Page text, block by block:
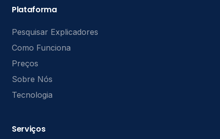
Plataforma
Pesquisar Explicadores
Como Funciona
Preços
Sobre Nós
Tecnologia
Serviços